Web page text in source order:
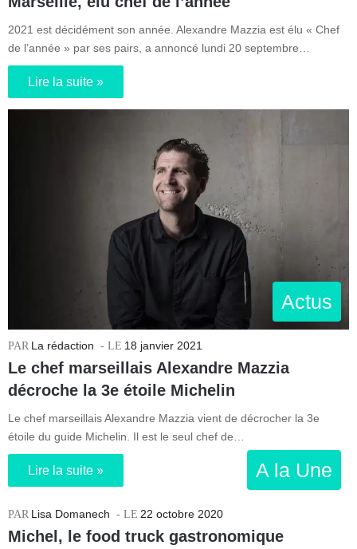
2021 est décidément son année. Alexandre Mazzia est élu « Chef
de l’année » par ses pairs, a annoncé lundi 20 septembre…
Lire la suite »
Actus
La rédaction 18 janvier 2021
Le chef marseillais Alexandre Mazzia
décroche la 3e étoile Michelin
Le chef marseillais Alexandre Mazzia vient de décrocher la 3e
étoile du guide Michelin. Il est le seul chef de…
Lire la suite » A la Une
Lisa Domanech 22 octobre 2020
Michel, le food truck gastronomique